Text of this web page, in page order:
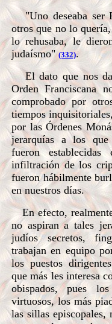
"Uno deseaba ser
otros que no lo
lo rehusaba, le
judaísmo"(332).
El dato que nos da
Orden Franciscana
comprobado por
tiempos
por las Órdenes
jerarquías a los que
fueron
infiltración de los
fueron hábilmente
en nuestros días.
En efecto,
no aspiran a tales
judíos secretos,
trabajan en equipo
los puestos
que más les interesa
obispados, pues
virtuosos, los más
las sillas episcopales,